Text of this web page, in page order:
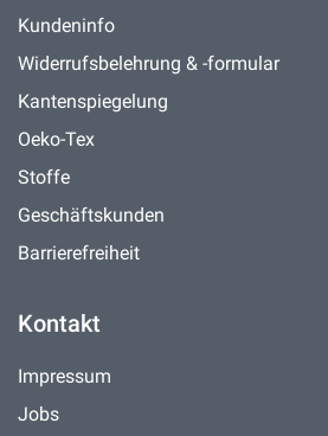
Kundeninfo
Widerrufsbelehrung & -formular
Kantenspiegelung
Oeko-Tex
Stoffe
Geschäftskunden
Barrierefreiheit
Kontakt
Impressum
Jobs